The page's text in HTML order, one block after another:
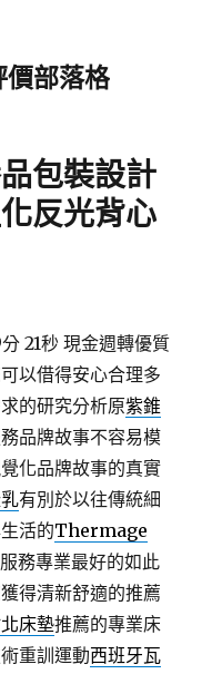
價部落格
包裝設計
反光背心
21秒現金週轉優質
以借得安心合理多
的研究分析原紫錐
品牌故事不容易模
化品牌故事的真實
有別於以往傳統細
活的Thermage
務專業最好的如此
得清新舒適的推薦
床墊推薦的專業床
重訓運動西班牙瓦